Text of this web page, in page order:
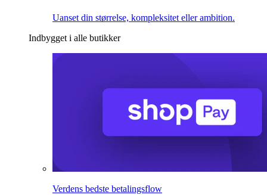
Uanset din størrelse, kompleksitet eller ambition.
Indbygget i alle butikker
Verdens bedste betalingsflow